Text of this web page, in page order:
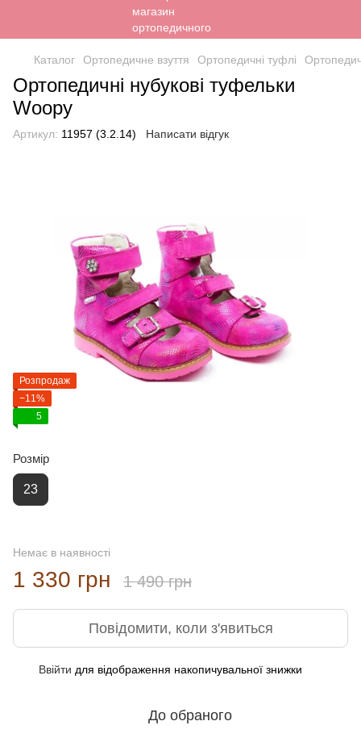
Каталог Ортопедичне взуття Ортопедичні туфлі
Ортопедичні нубукові туфельки
Woopy
Артикул: 11957 (3.2.14) Написати відгук
Розпродаж
−11%
5
Розмір
23
Немає в наявності
1 330 грн 1 490 грн
Повідомити, коли з'явиться
Ввійти для відображення накопичувальної знижки
До обраного